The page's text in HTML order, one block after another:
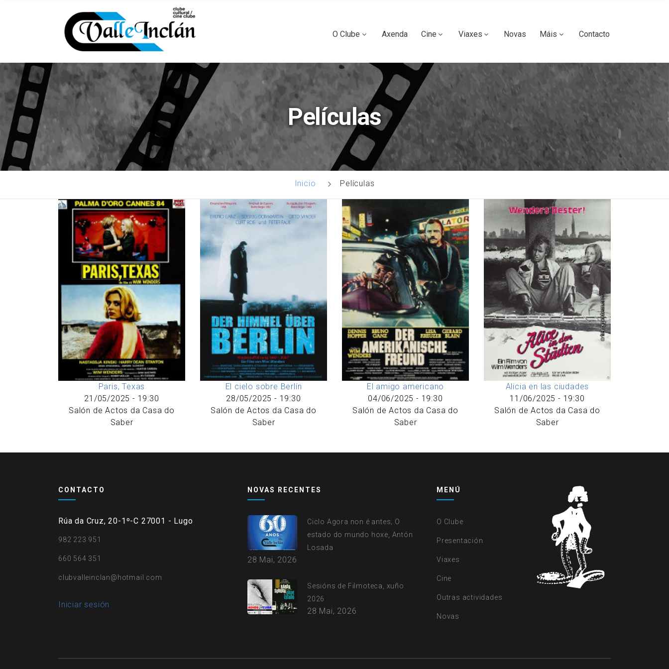
contido
navigation
O Clube Axenda Cine Viaxes Novas Máis Contacto
Películas
Inicio Películas
Paris, Texas
21/05/2025 - 19:30
Salón de Actos da Casa do
Saber
El cielo sobre Berlín
28/05/2025 - 19:30
Salón de Actos da Casa do
Saber
El amigo americano
04/06/2025 - 19:30
Salón de Actos da Casa do
Saber
Alicia en las ciudades
11/06/2025 - 19:30
Salón de Actos da Casa do
Saber
CONTACTO
Rúa da Cruz, 20-1º-C 27001 - Lugo
982 223 951
660 564 351
clubvalleinclan@hotmail.com
User
menu
Iniciar sesión
NOVAS RECENTES
Ciclo Agora non é antes; O
estado do mundo hoxe, Antón
Losada
28 Mai, 2026
Sesións de Filmoteca, xuño
2026
28 Mai, 2026
MENÚ
O Clube
Presentación
Viaxes
Cine
Outras actividades
Novas